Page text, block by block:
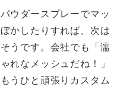
ウダースプレーでマッ
かしたりすれば、次は
うです。会社でも「濡
れなメッシュだね！」
うひと頑張りカスタム